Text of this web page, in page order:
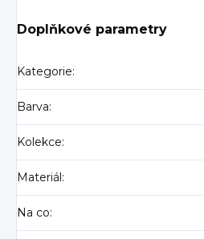
Doplňkové parametry
Kategorie:
Barva:
Kolekce:
Materiál:
Na co: